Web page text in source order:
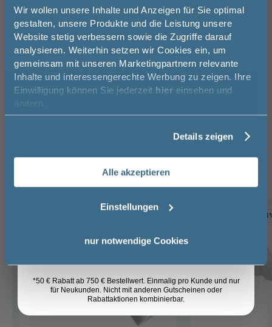
Wir wollen unsere Inhalte und Anzeigen für Sie optimal
gestalten, unsere Produkte und die Leistung unsere
Website stetig verbessern sowie die Zugriffe darauf
analysieren. Weiterhin setzen wir Cookies ein, um
gemeinsam mit unseren Marketingpartnern relevante
Inhalte und interessengerechte Werbung zu zeigen. Ihre
Einwilligung können Sie jederzeit hier einsehen und
ändern.
Details zeigen
Alle akzeptieren
Einstellungen
nur notwendige Cookies
Das passt dazu
Duschwannen Ablaufgarnitur (4)
-
Jetzt 50 € sparen!
Melde Sie sich hier zu unserem
Newsletter an und sparen Sie
50€* auf Ihre Bestellung!
Email
Anmelden
*50 € Rabatt ab 750 € Bestellwert. Einmalig pro Kunde und nur
für Neukunden. Nicht mit anderen Gutscheinen oder
Rabattaktionen kombinierbar.